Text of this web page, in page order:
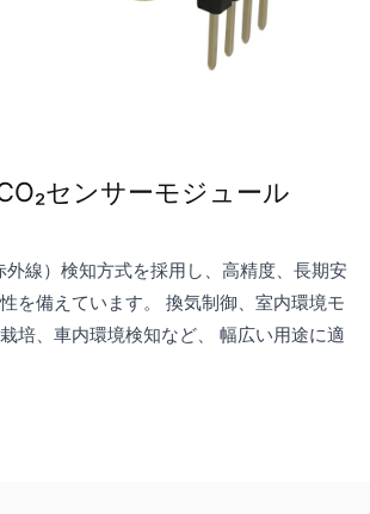
センサーモジュール
外線）検知方式を採用し、高精度、長期安
を備えています。 換気制御、室内環境モ
培、車内環境検知など、 幅広い用途に適